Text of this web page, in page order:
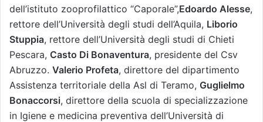
dell’istituto zooprofilattico “Caporale”,Edoardo Alesse,
rettore dell’Università degli studi dell’Aquila, Liborio
Stuppia, rettore dell’Università degli studi di Chieti
Pescara, Casto Di Bonaventura, presidente del Csv
Abruzzo. Valerio Profeta, direttore del dipartimento
Assistenza territoriale della Asl di Teramo, Guglielmo
Bonaccorsi, direttore della scuola di specializzazione
in Igiene e medicina preventiva dell’Università di